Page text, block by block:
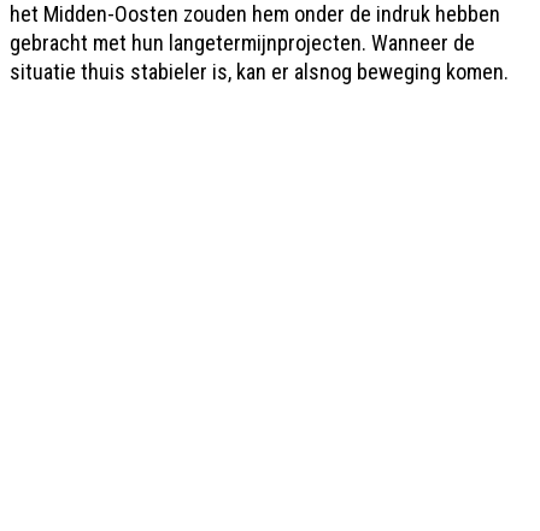
het Midden-Oosten zouden hem onder de indruk hebben
gebracht met hun langetermijnprojecten. Wanneer de
situatie thuis stabieler is, kan er alsnog beweging komen.